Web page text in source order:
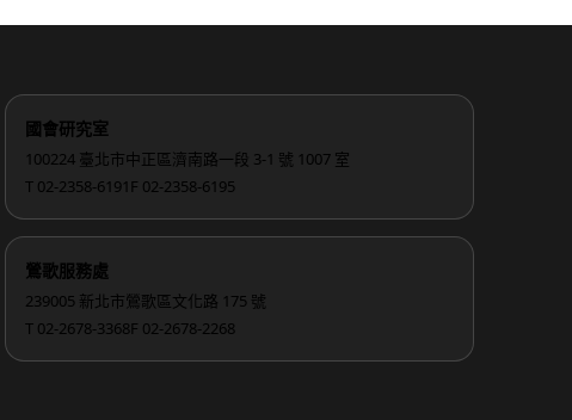
國會研究室
100224 臺北市中正區濟南路一段 3-1 號 1007 室
T 02-2358-6191 F 02-2358-6195
鶯歌服務處
239005 新北市鶯歌區文化路 175 號
T 02-2678-3368F 02-2678-2268